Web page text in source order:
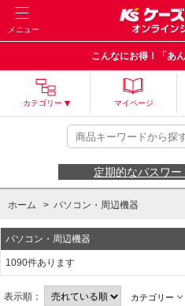
メニュー
こんなにお得！「あ
カテゴリー マイページ
定期的なパスワ
ホーム > パソコン・周辺機器
パソコン・周辺機器
1090件あります
表示順： カテゴリー